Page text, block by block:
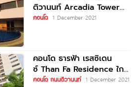
ติวานนท์ Arcadia Tower
Condo ใกล้ MRT กระทรวง
คอนโด 1 December 2021
คอนโด ธารฟ้า เรสซิเดน
ซ์ Than Fa Residence ใกล้
MRT กระทรวงสาธารณสุข
คอนโด ถนนติวานนท์ 1 December 2021